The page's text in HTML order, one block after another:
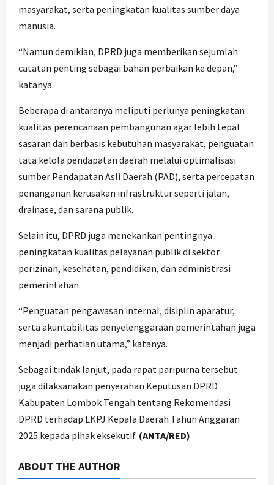
masyarakat, serta peningkatan kualitas sumber daya
manusia.
“Namun demikian, DPRD juga memberikan sejumlah
catatan penting sebagai bahan perbaikan ke depan,”
katanya.
Beberapa di antaranya meliputi perlunya peningkatan
kualitas perencanaan pembangunan agar lebih tepat
sasaran dan berbasis kebutuhan masyarakat, penguatan
tata kelola pendapatan daerah melalui optimalisasi
sumber Pendapatan Asli Daerah (PAD), serta percepatan
penanganan kerusakan infrastruktur seperti jalan,
drainase, dan sarana publik.
Selain itu, DPRD juga menekankan pentingnya
peningkatan kualitas pelayanan publik di sektor
perizinan, kesehatan, pendidikan, dan administrasi
pemerintahan.
“Penguatan pengawasan internal, disiplin aparatur,
serta akuntabilitas penyelenggaraan pemerintahan juga
menjadi perhatian utama,” katanya.
Sebagai tindak lanjut, pada rapat paripurna tersebut
juga dilaksanakan penyerahan Keputusan DPRD
Kabupaten Lombok Tengah tentang Rekomendasi
DPRD terhadap LKPJ Kepala Daerah Tahun Anggaran
2025 kepada pihak eksekutif. (ANTA/RED)
ABOUT THE AUTHOR